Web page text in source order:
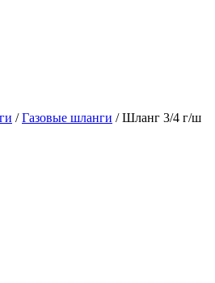
/Газовые шланги / Шланг 3/4 г/ш